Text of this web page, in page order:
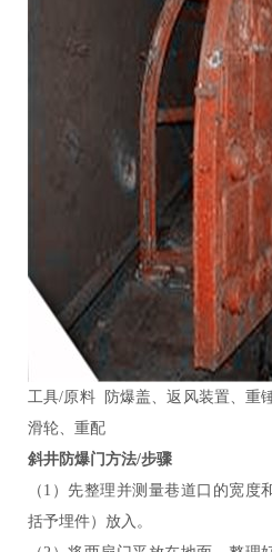
工具/原料 防爆盖、返风装置、重
滑轮、重配
斜井防爆门方法/步骤
（1）先整理并测量巷道口的宽
括予埋件）放入。